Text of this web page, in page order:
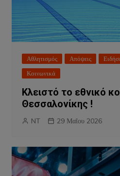
Αθλητισμός Απόψεις
Κοινωνικά
Κλειστό το εθνικό
Θεσσαλονίκης !
NT 29 Μαΐου 2026